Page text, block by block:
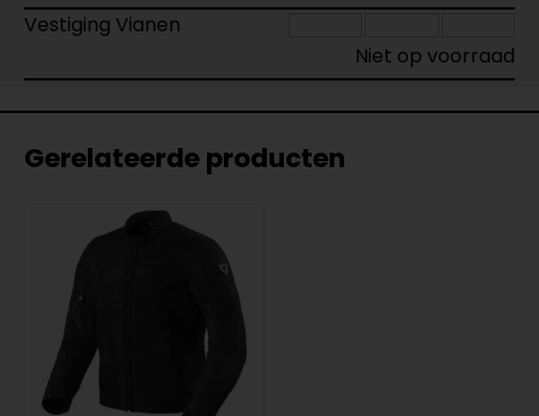
Vestiging Vianen
Niet op voorraad
Gerelateerde producten